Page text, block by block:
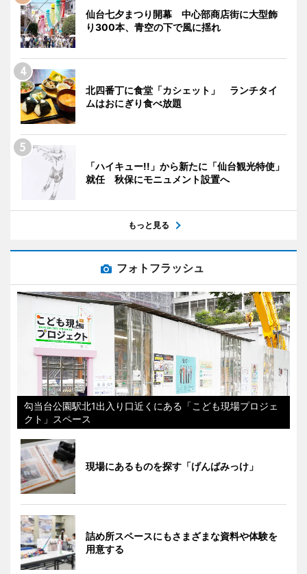
仙台七夕まつり開幕 中心部商店街に大型飾
り300本、青空の下で風に揺れ
北四番丁に食堂「カシェット」 ランチタイ
ムはおにぎり食べ放題
「ハイキュー!!」から新たに「仙台観光特使」
就任 秋保にモニュメント設置へ
もっと見る
フォトフラッシュ
勾当台公園駅北1出入り口近くにある「こども現場プロジェ
クト」スペース
現場にあるものを探す「げんばみっけ」
詰め所スペースにもさまざまな資料や体験を
用意する